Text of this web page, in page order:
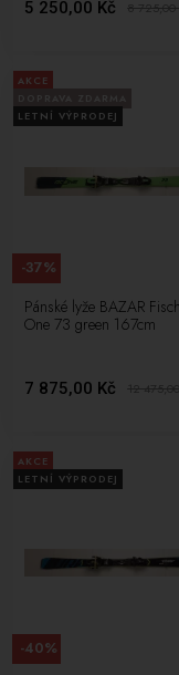
5 250,00 Kč 8 725,00
AKCE
LETNÍ VÝPRODEJ
Pánské lyže BAZAR
One 73 green 167cm
7 875,00 Kč 12
-37%
AKCE
LETNÍ VÝPRODEJ
-40%